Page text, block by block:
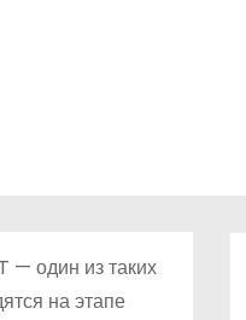
— один из таких
на этапе